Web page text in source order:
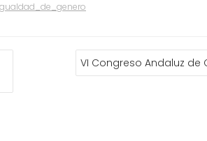
VI Congreso Andaluz de